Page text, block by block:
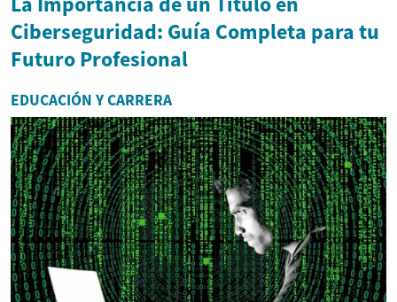
Ciberseguridad: Guía Completa para tu
Futuro Profesional
EDUCACIÓN Y CARRERA